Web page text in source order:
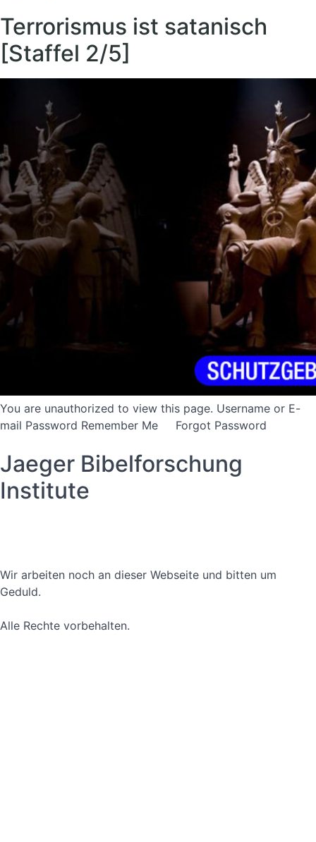
Terrorismus ist satanisch
[Staffel 2/5]
You are unauthorized to view this page. Username or E-
mail Password Remember Me Forgot Password
Jaeger Bibelforschung
Institute
Wir arbeiten noch an dieser Webseite und bitten um
Geduld.
Alle Rechte vorbehalten.